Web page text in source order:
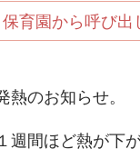
保育園から呼び出
熱のお知らせ。
週間ほど熱が下